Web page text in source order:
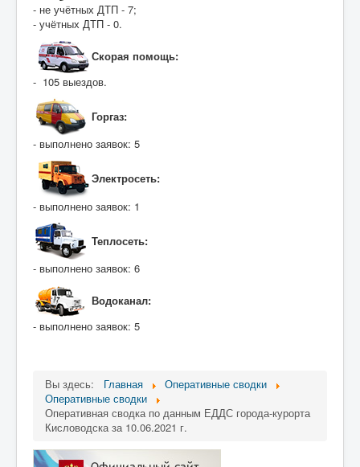
- не учётных ДТП - 7;
- учётных ДТП - 0.
Скорая помощь:
- 105 выездов.
Горгаз:
- выполнено заявок: 5
Электросеть:
- выполнено заявок: 1
Теплосеть:
- выполнено заявок: 6
Водоканал:
- выполнено заявок: 5
Вы здесь: Главная
Оперативные сводки
Оперативные сводки
Оперативная сводка по данным ЕДДС города-курорта
Кисловодска за 10.06.2021 г.